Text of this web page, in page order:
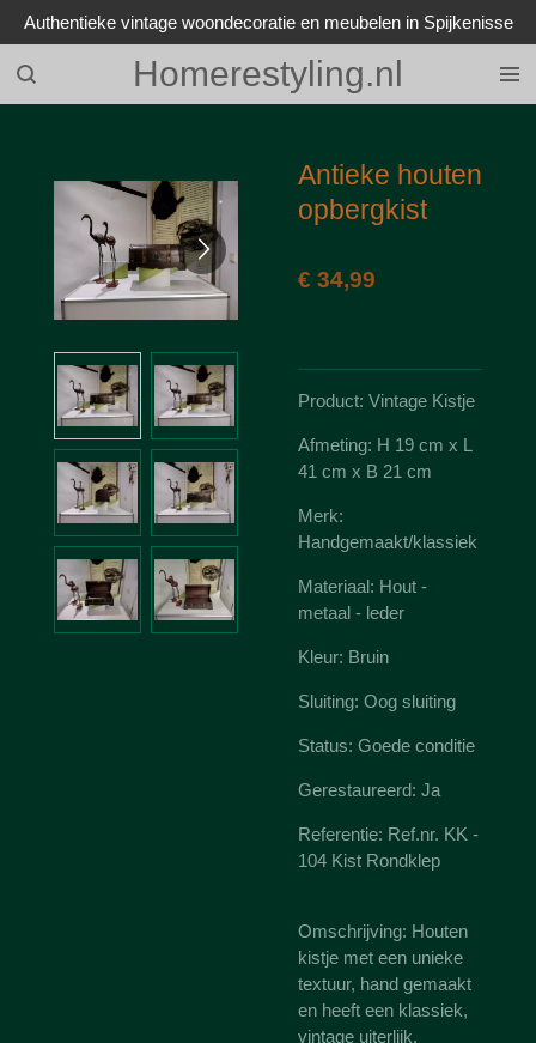
Ga
direct
naar
de
Homerestyling.nl
Authentieke vintage woondecoratie en meubelen in Spijkenisse
Antieke houten
opbergkist
€ 34,99
Product: Vintage Kistje
Afmeting: H 19 cm x L
41 cm x B 21 cm
Merk:
Handgemaakt/klassiek
Materiaal: Hout -
metaal - leder
Kleur: Bruin
Sluiting: Oog sluiting
Status: Goede conditie
Gerestaureerd: Ja
Referentie: Ref.nr. KK -
104 Kist Rondklep
Omschrijving: Houten
kistje met een unieke
textuur, hand gemaakt
en heeft een klassiek,
vintage uiterlijk.